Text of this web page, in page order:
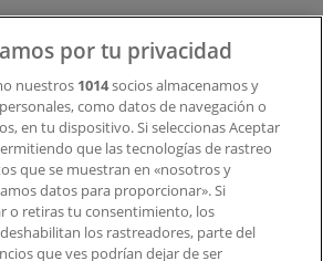
y de marketing
en el mapa
problema en la web o en la
por tu privacidad
nuestros 1014socios almacenamos y
como datos de navegación o
en tu dispositivo. Si seleccionas Aceptar
que las tecnologías de rastreo
que se muestran en «nosotros y
datos para proporcionar». Si
o retiras tu consentimiento, los
los rastreadores, parte del
que ves podrían dejar de ser